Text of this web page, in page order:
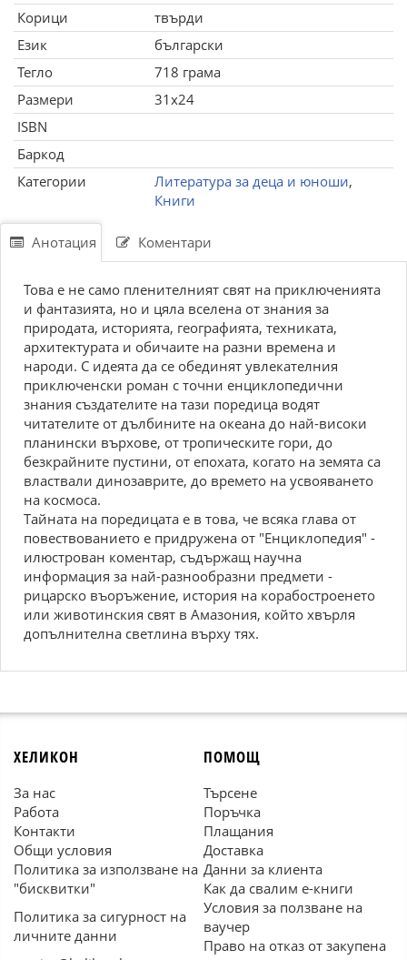
Корици
твърди
Език
български
Тегло
718 грама
Размери
31x24
ISBN
Баркод
Категории
Литература за деца и юноши,
Книги
Анотация Коментари
Това е не само пленителният свят на приключенията
и фантазията, но и цяла вселена от знания за
природата, историята, географията, техниката,
архитектурата и обичаите на разни времена и
народи. С идеята да се обединят увлекателния
приключенски роман с точни енциклопедични
знания създателите на тази поредица водят
читателите от дълбините на океана до най-високи
планински върхове, от тропическите гори, до
безкрайните пустини, от епохата, когато на земята са
властвали динозаврите, до времето на усвояването
на космоса.
Тайната на поредицата е в това, че всяка глава от
повествованието е придружена от "Енциклопедия" -
илюстрован коментар, съдържащ научна
информация за най-разнообразни предмети -
рицарско въоръжение, история на корабостроенето
или животинския свят в Амазония, който хвърля
допълнителна светлина върху тях.
ХЕЛИКОН
За нас
Работа
Контакти
Общи условия
Политика за използване на
"бисквитки"
Политика за сигурност на
личните данни
ПОМОЩ
Търсене
Поръчка
Плащания
Доставка
Данни за клиента
Как да свалим е-книги
Условия за ползване на
ваучер
Право на отказ от закупена